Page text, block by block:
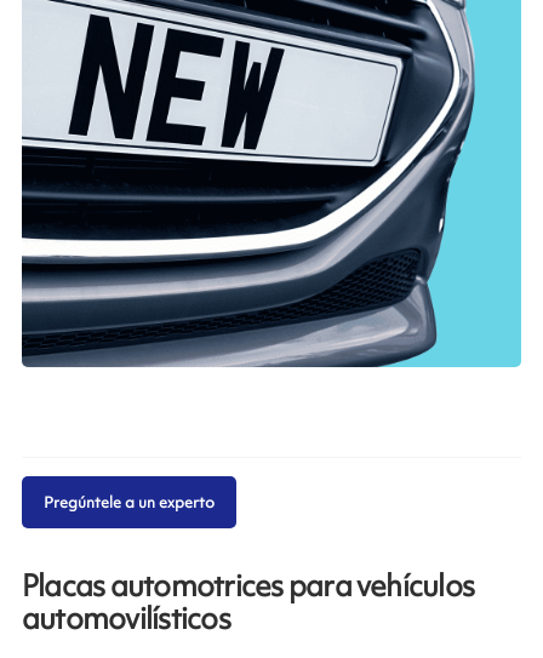
Placas automotrices para vehículos
automovilísticos
Pregúntele a un experto